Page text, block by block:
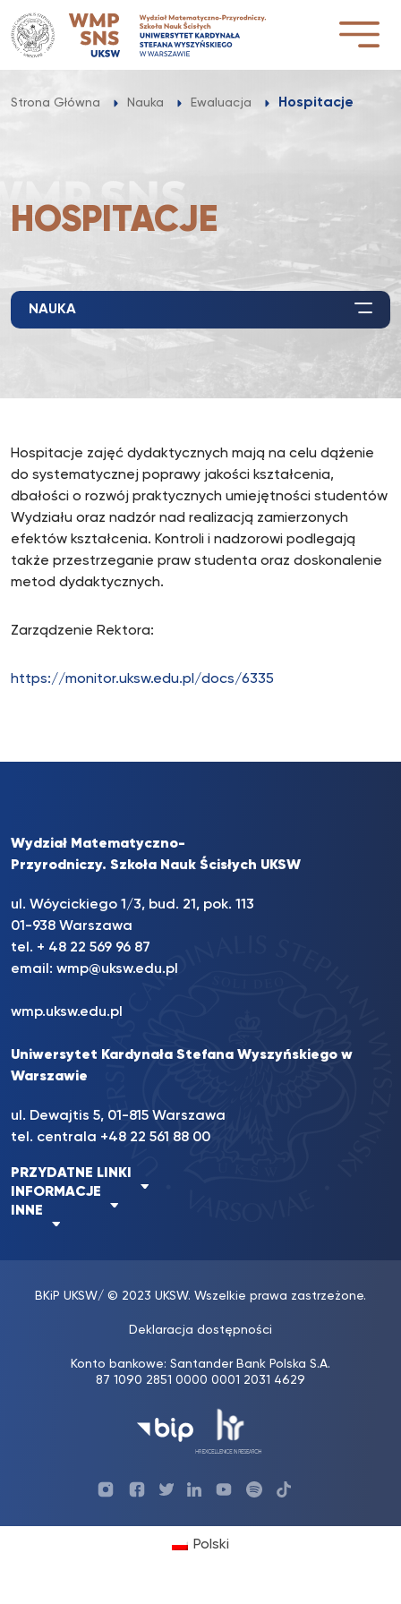
Przejdź
do
treści
Strona Główna Nauka Ewaluacja Hospitacje
HOSPITACJE
NAUKA
Hospitacje zajęć dydaktycznych mają na celu dążenie
do systematycznej poprawy jakości kształcenia,
dbałości o rozwój praktycznych umiejętności studentów
Wydziału oraz nadzór nad realizacją zamierzonych
efektów kształcenia. Kontroli i nadzorowi podlegają
także przestrzeganie praw studenta oraz doskonalenie
metod dydaktycznych.
Zarządzenie Rektora:
https://monitor.uksw.edu.pl/docs/6335
Wydział Matematyczno-
Przyrodniczy. Szkoła Nauk Ścisłych UKSW
ul. Wóycickiego 1/3, bud. 21, pok. 113
01-938 Warszawa
tel. + 48 22 569 96 87
email: wmp@uksw.edu.pl
wmp.uksw.edu.pl
Uniwersytet Kardynała Stefana Wyszyńskiego w
Warszawie
ul. Dewajtis 5, 01-815 Warszawa
tel. centrala +48 22 561 88 00
PRZYDATNE LINKI
INFORMACJE
INNE
BKiP UKSW/ © 2023 UKSW. Wszelkie prawa zastrzeżone.
Deklaracja dostępności
Konto bankowe: Santander Bank Polska S.A.
87 1090 2851 0000 0001 2031 4629
Profil ProfilProfilProfil UKSWProfilUKSW
Polski